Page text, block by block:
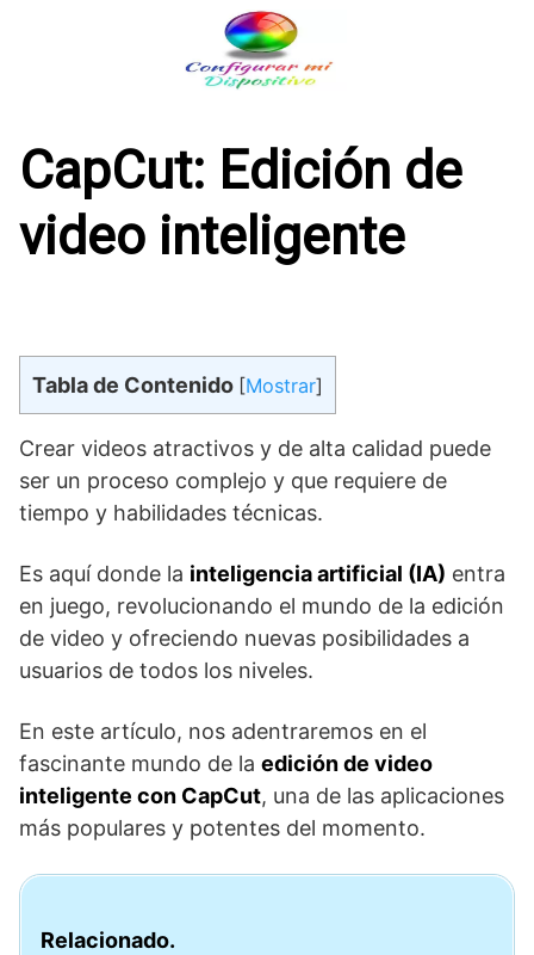
CapCut: Edición de
video inteligente
Tabla de Contenido [Mostrar]
Crear videos atractivos y de alta calidad puede
ser un proceso complejo y que requiere de
tiempo y habilidades técnicas.
Es aquí donde la inteligencia artificial (IA) entra
en juego, revolucionando el mundo de la edición
de video y ofreciendo nuevas posibilidades a
usuarios de todos los niveles.
En este artículo, nos adentraremos en el
fascinante mundo de la edición de video
inteligente con CapCut, una de las aplicaciones
más populares y potentes del momento.
Relacionado.